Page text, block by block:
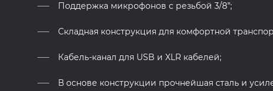
Поддержка микрофонов с резьбой 3/8”;
Складная конструкция для комфортной
Кабель-канал для USB и XLR кабелей;
В основе конструкции прочнейшая сталь и